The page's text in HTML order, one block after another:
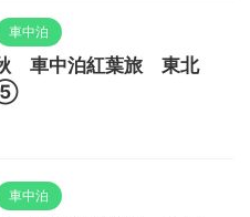
車中泊
秋 車中泊紅葉旅 東北
⑤
車中泊